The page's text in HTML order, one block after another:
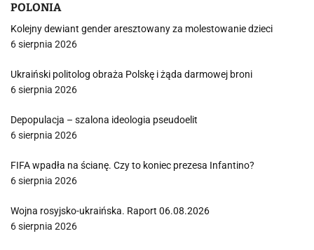
POLONIA
Kolejny dewiant gender aresztowany za molestowanie dzieci
6 sierpnia 2026
Ukraiński politolog obraża Polskę i żąda darmowej broni
6 sierpnia 2026
Depopulacja – szalona ideologia pseudoelit
6 sierpnia 2026
FIFA wpadła na ścianę. Czy to koniec prezesa Infantino?
6 sierpnia 2026
Wojna rosyjsko-ukraińska. Raport 06.08.2026
6 sierpnia 2026